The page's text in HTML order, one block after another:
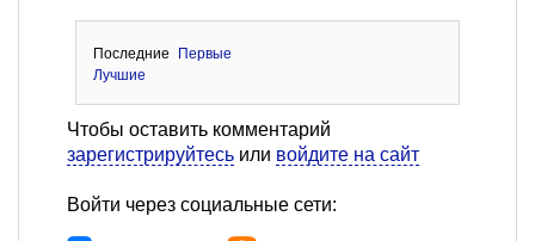
Последние
Первые
Лучшие
Чтобы оставить комментарий
зарегистрируйтесь или войдите на сайт
Войти через социальные сети: